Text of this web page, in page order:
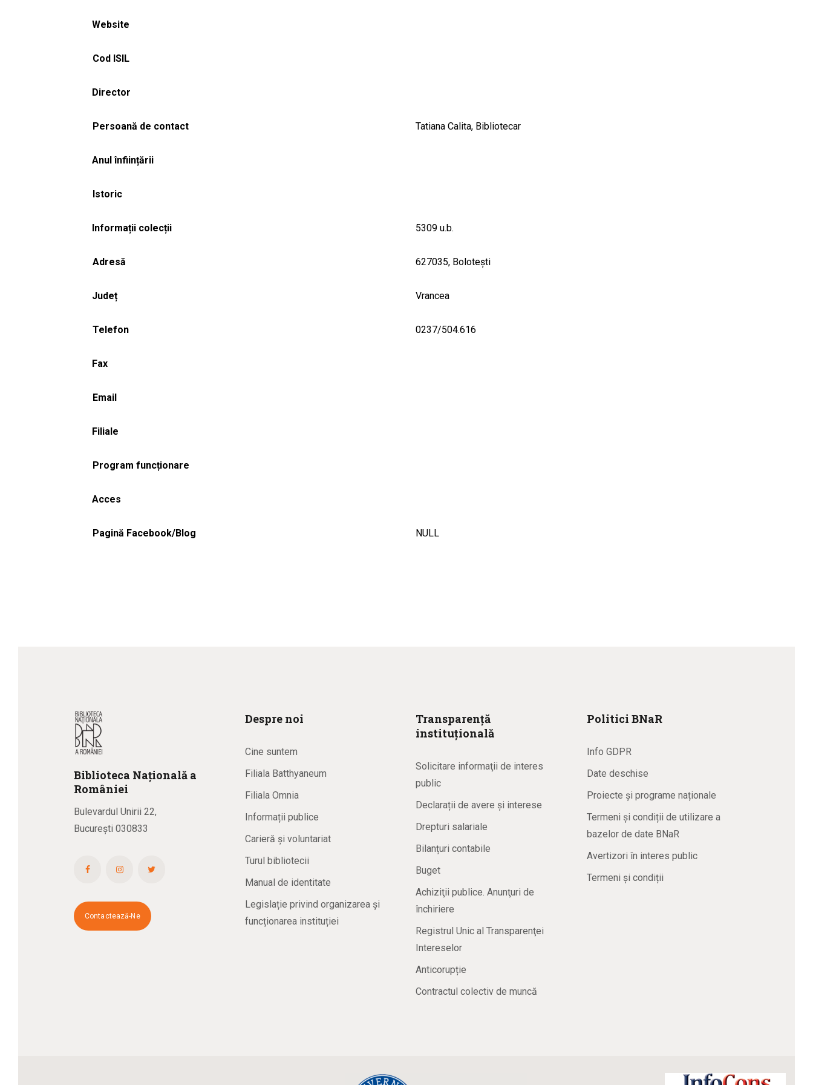
Website
Cod ISIL
Director
Persoană de contact Tatiana Calita, Bibliotecar
Anul înființării
Istoric
Informații colecții 5309 u.b.
Adresă 627035, Boloteşti
Județ Vrancea
Telefon 0237/504.616
Fax
Email
Filiale
Program funcționare
Acces
Pagină Facebook/Blog NULL
Biblioteca Națională a
României
Bulevardul Unirii 22,
București 030833
Contactează-Ne
Despre noi
Cine suntem
Filiala Batthyaneum
Filiala Omnia
Informații publice
Carieră și voluntariat
Turul bibliotecii
Manual de identitate
Legislație privind organizarea și
funcționarea instituției
Transparență
instituțională
Solicitare informaţii de interes
public
Declarații de avere și interese
Drepturi salariale
Bilanțuri contabile
Buget
Achiziţii publice. Anunţuri de
închiriere
Registrul Unic al Transparenţei
Intereselor
Anticorupție
Contractul colectiv de muncă
Politici BNaR
Info GDPR
Date deschise
Proiecte și programe naționale
Termeni și condiții de utilizare a
bazelor de date BNaR
Avertizori în interes public
Termeni și condiții